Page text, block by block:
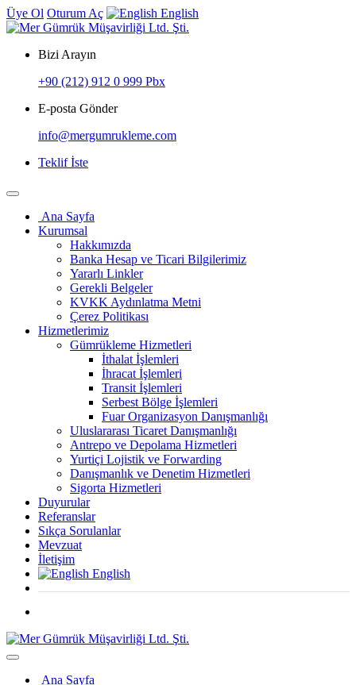
Üye Ol Oturum Aç English
Bizi Arayın
+90 (212) 912 0 999 Pbx
E-posta Gönder
info@mergumrukleme.com
Teklif İste
Ana Sayfa
Kurumsal
Hakkımızda
Banka Hesap ve Ticari Bilgilerimiz
Yararlı Linkler
Gerekli Belgeler
KVKK Aydınlatma Metni
Çerez Politikası
Hizmetlerimiz
Gümrükleme Hizmetleri
İthalat İşlemleri
İhracat İşlemleri
Transit İşlemleri
Serbest Bölge İşlemleri
Fuar Organizasyon Danışmanlığı
Uluslararası Ticaret Danışmanlığı
Antrepo ve Depolama Hizmetleri
Yurtiçi Lojistik ve Forwarding
Danışmanlık ve Denetim Hizmetleri
Sigorta Hizmetleri
Duyurular
Referanslar
Sıkça Sorulanlar
Mevzuat
İletişim
English
Ana Sayfa